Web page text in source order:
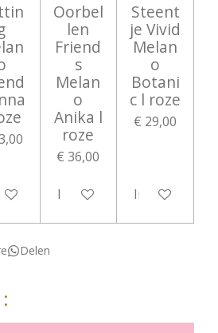
Oorbel
len
Friend
s
Melan
o
Anika l
roze
€ 36,00
In winkelwagen
Steent
je Vivid
Melan
o
Botani
c l roze
€ 29,00
In
Delen